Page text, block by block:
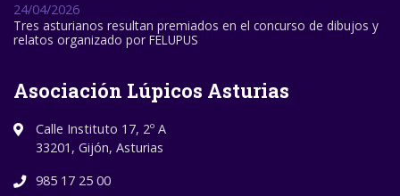
24/04/2026
Tres asturianos resultan premiados en el concurso de dibujos y
relatos organizado por FELUPUS
Asociación Lúpicos Asturias
Calle Instituto 17, 2º A
33201, Gijón, Asturias
985 17 25 00